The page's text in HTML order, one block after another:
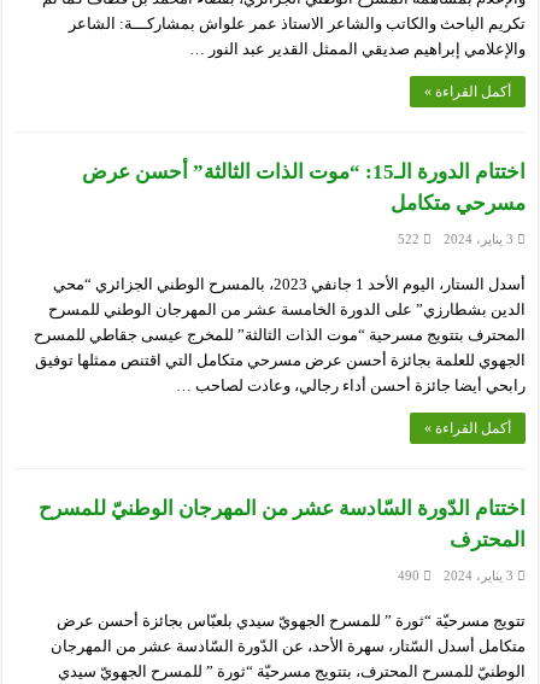
تكريم الباحث والكاتب والشاعر الاستاذ عمر علواش بمشاركـــة: الشاعر
والإعلامي إبراهيم صديقي الممثل القدير عبد النور …
أكمل القراءة »
اختتام الدورة الـ15: “موت الذات الثالثة” أحسن عرض
مسرحي متكامل
3 يناير، 2024 522
أسدل الستار، اليوم الأحد 1 جانفي 2023، بالمسرح الوطني الجزائري “محي
الدين بشطارزي” على الدورة الخامسة عشر من المهرجان الوطني للمسرح
المحترف بتتويج مسرحية “موت الذات الثالثة” للمخرج عيسى جقاطي للمسرح
الجهوي للعلمة بجائزة أحسن عرض مسرحي متكامل التي اقتنص ممثلها توفيق
رابحي أيضا جائزة أحسن أداء رجالي، وعادت لصاحب …
أكمل القراءة »
اختتام الدّورة السّادسة عشر من المهرجان الوطنيّ للمسرح
المحترف
3 يناير، 2024 490
تتويج مسرحيّة “ثورة ” للمسرح الجهويّ سيدي بلعبّاس بجائزة أحسن عرض
متكامل أسدل السّتار، سهرة الأحد، عن الدّورة السّادسة عشر من المهرجان
الوطنيّ للمسرح المحترف، بتتويج مسرحيّة “ثورة ” للمسرح الجهويّ سيدي